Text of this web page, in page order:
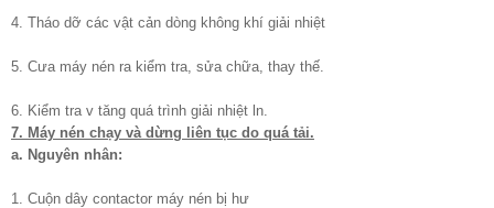
4. Tháo dỡ các vật cản dòng không khí giải nhiệt
5. Cưa máy nén ra kiểm tra, sửa chữa, thay thế.
6. Kiểm tra v tăng quá trình giải nhiệt ln.
7. Máy nén chạy và dừng liên tục do quá tải.
a. Nguyên nhân:
1. Cuộn dây contactor máy nén bị hư